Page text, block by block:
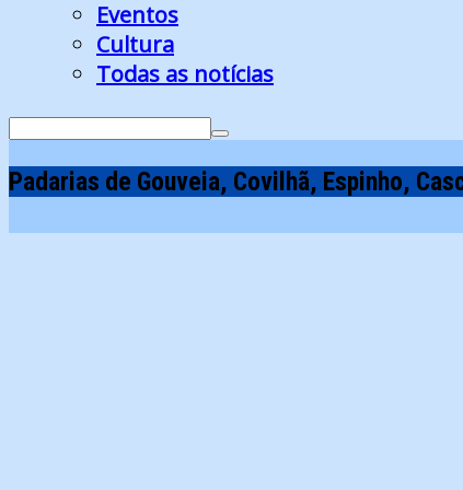
Eventos
Cultura
Todas as notícias
Search
Padarias de Gouveia, Covilhã, Espinho,